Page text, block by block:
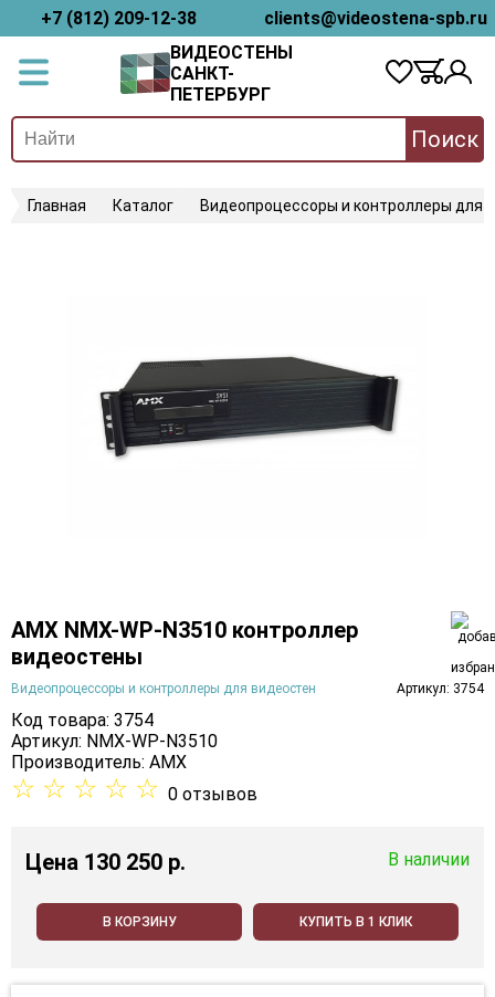
+7 (812) 209-12-38
clients@videostena-spb.ru
ВИДЕОСТЕНЫ
САНКТ-
ПЕТЕРБУРГ
Поиск
Главная Каталог Видеопроцессоры и контроллеры для
AMX NMX-WP-N3510 контроллер
видеостены
Видеопроцессоры и контроллеры для видеостен Артикул: 3754
Код товара: 3754
Артикул: NMX-WP-N3510
Производитель: AMX
☆ ☆ ☆ ☆ ☆ 0 отзывов
Цена 130 250 p. В наличии
В КОРЗИНУ КУПИТЬ В 1 КЛИК